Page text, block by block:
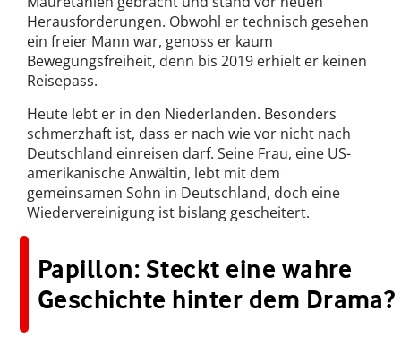
Herausforderungen. Obwohl er technisch gesehen
ein freier Mann war, genoss er kaum
Bewegungsfreiheit, denn bis 2019 erhielt er keinen
Reisepass.
Heute lebt er in den Niederlanden. Besonders
schmerzhaft ist, dass er nach wie vor nicht nach
Deutschland einreisen darf. Seine Frau, eine US-
amerikanische Anwältin, lebt mit dem
gemeinsamen Sohn in Deutschland, doch eine
Wiedervereinigung ist bislang gescheitert.
Papillon: Steckt eine wahre
Geschichte hinter dem Drama?